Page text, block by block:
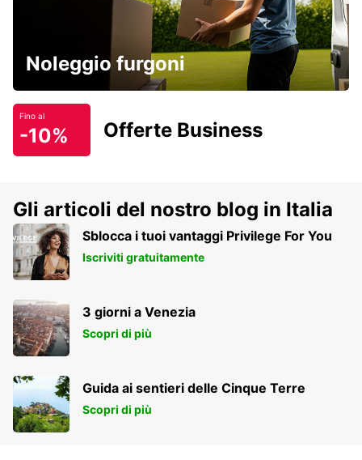
Noleggio furgoni
Fino al
-10% Offerte Business
Gli articoli del nostro blog in Italia
Sblocca i tuoi vantaggi Privilege For You
Iscriviti gratuitamente
3 giorni a Venezia
Scopri di più
Guida ai sentieri delle Cinque Terre
Scopri di più